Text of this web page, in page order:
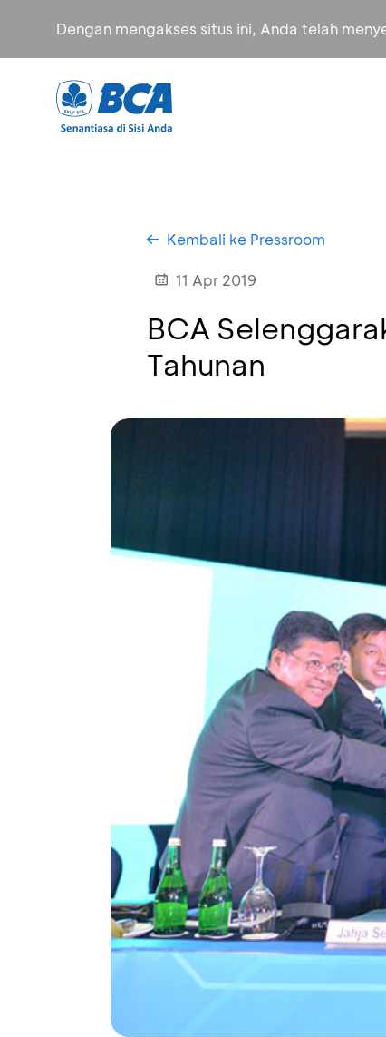
Dengan mengakses situs ini, Anda telah
Kembali ke Pressroom
11 Apr 2019
BCA
Tahunan